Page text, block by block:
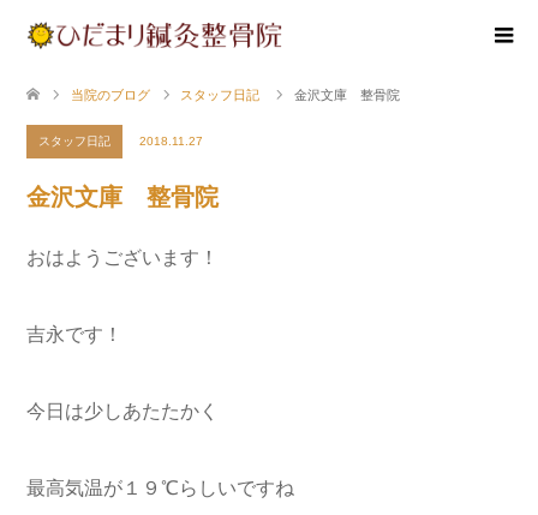
当院のブログ スタッフ日記 金沢文庫 整骨院
スタッフ日記 2018.11.27
金沢文庫 整骨院
おはようございます！
吉永です！
今日は少しあたたかく
最高気温が１９℃らしいですね